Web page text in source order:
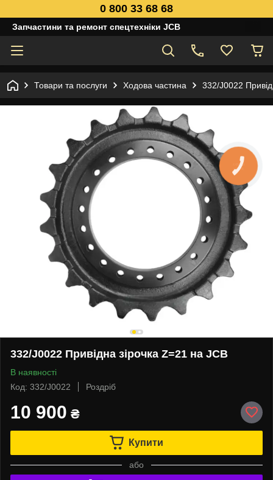
0 800 33 68 68
Запчастини та ремонт спецтехніки JCB
Товари та послуги Ходова частина 332/J0022
332/J0022 Привідна зірочка Z=21 на JCB
В наявності
Код: 332/J0022
Роздріб
10 900 ₴
Купити
або
КНОПКА
ЗВ'ЯЗКУ